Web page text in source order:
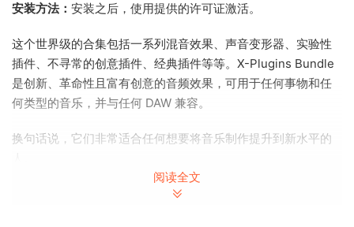
安装方法： 安装之后，使用提供的许可证激活。
这个世界级的合集包括一系列混音效果、声音变形器、实验性
插件、不寻常的创意插件、经典插件等等。X-Plugins Bundle
是创新、革命性且富有创意的音频效果，可用于任何事物和任
何类型的音乐，并与任何 DAW 兼容。
换句话说，它们非常适合任何想要将音乐制作提升到新水平的
阅读全文